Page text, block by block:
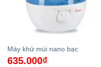
Máy khử mùi nano bạc
635.000₫